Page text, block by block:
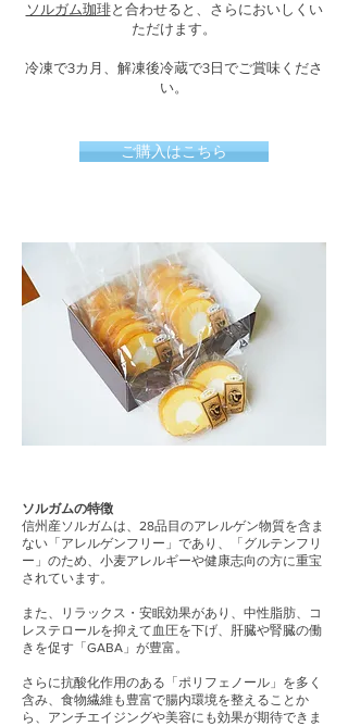
ソルガム珈琲と合わせると、さらにおいしくい
ただけます。
冷凍で3カ月、解凍後冷蔵で3日でご賞味くださ
い。
ご購入はこちら
ソルガムの特徴
信州産ソルガムは、28品目のアレルゲン物質を含ま
ない「アレルゲンフリー」であり、「グルテンフリ
ー」のため、小麦アレルギーや健康志向の方に重宝
されています。
また、リラックス・安眠効果があり、中性脂肪、コ
レステロールを抑えて血圧を下げ、肝臓や腎臓の働
きを促す「GABA」が豊富。
さらに抗酸化作用のある「ポリフェノール」を多く
含み、食物繊維も豊富で腸内環境を整えることか
ら、アンチエイジングや美容にも効果が期待できま